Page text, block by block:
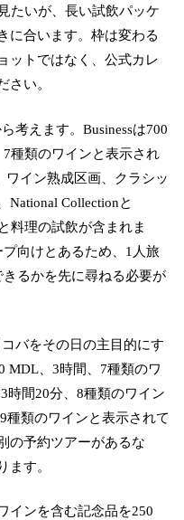
たいが、長い試飲パッケ
に合います。枠は変わる
ットではなく、公式カレ
さい。
考えます。Businessは700
種類のワインと表示され
ワイン熟成区画、クラシッ
National Collectionと
料理の試飲が含まれま
向けとあるため、1人旅
るかを先に尋ねる必要が
バをその日の主目的にす
MDL、3時間、7種類のワ
時間20分、8種類のワイン
種類のワインと表示されて
の予約ツアーがあるな
ます。
インを含む記念品を250